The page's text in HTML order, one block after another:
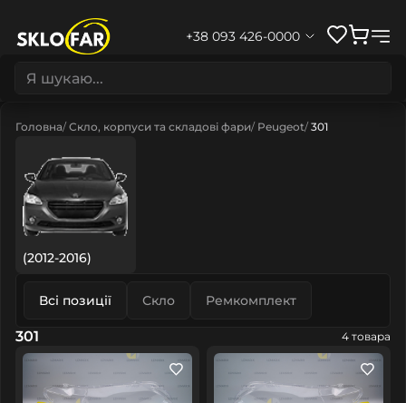
+38 093 426-0000
Головна Скло, корпуси та складові фари Peugeot 301
(2012-2016)
Всі позиції Скло Ремкомплект
301 4 товара